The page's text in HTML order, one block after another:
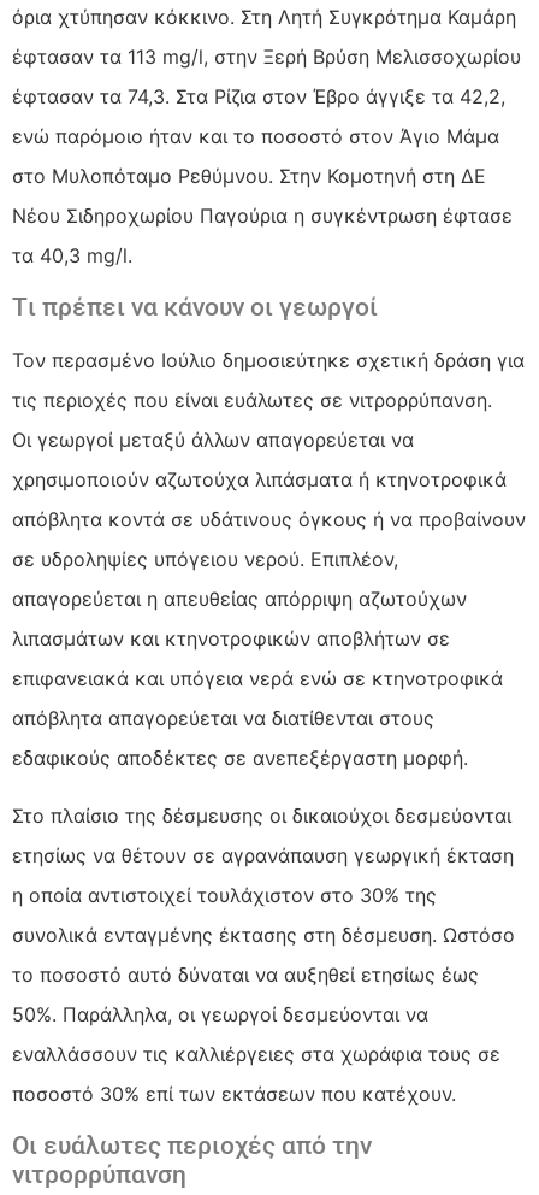
όρια χτύπησαν κόκκινο. Στη Λητή Συγκρότημα Καμάρη
έφτασαν τα 113 mg/l, στην Ξερή Βρύση Μελισσοχωρίου
έφτασαν τα 74,3. Στα Ρίζια στον Έβρο άγγιξε τα 42,2,
ενώ παρόμοιο ήταν και το ποσοστό στον Άγιο Μάμα
στο Μυλοπόταμο Ρεθύμνου. Στην Κομοτηνή στη ΔΕ
Νέου Σιδηροχωρίου Παγούρια η συγκέντρωση έφτασε
τα 40,3 mg/l.
Tι πρέπει να κάνουν οι γεωργοί
Τον περασμένο Ιούλιο δημοσιεύτηκε σχετική δράση για
τις περιοχές που είναι ευάλωτες σε νιτρορρύπανση.
Οι γεωργοί μεταξύ άλλων απαγορεύεται να
χρησιμοποιούν αζωτούχα λιπάσματα ή κτηνοτροφικά
απόβλητα κοντά σε υδάτινους όγκους ή να προβαίνουν
σε υδροληψίες υπόγειου νερού. Επιπλέον,
απαγορεύεται η απευθείας απόρριψη αζωτούχων
λιπασμάτων και κτηνοτροφικών αποβλήτων σε
επιφανειακά και υπόγεια νερά ενώ σε κτηνοτροφικά
απόβλητα απαγορεύεται να διατίθενται στους
εδαφικούς αποδέκτες σε ανεπεξέργαστη μορφή.
Στο πλαίσιο της δέσμευσης οι δικαιούχοι δεσμεύονται
ετησίως να θέτουν σε αγρανάπαυση γεωργική έκταση
η οποία αντιστοιχεί τουλάχιστον στο 30% της
συνολικά ενταγμένης έκτασης στη δέσμευση. Ωστόσο
το ποσοστό αυτό δύναται να αυξηθεί ετησίως έως
50%. Παράλληλα, οι γεωργοί δεσμεύονται να
εναλλάσσουν τις καλλιέργειες στα χωράφια τους σε
ποσοστό 30% επί των εκτάσεων που κατέχουν.
Οι ευάλωτες περιοχές από την
νιτρορρύπανση